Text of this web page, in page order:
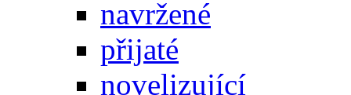
navržené
přijaté
novelizující